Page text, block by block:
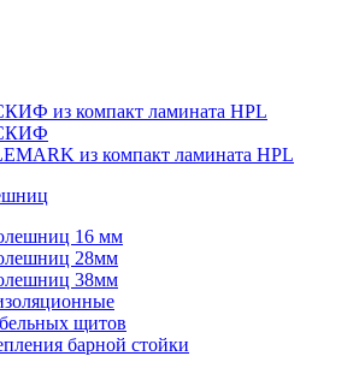
из компакт ламината HPL
из компакт ламината HPL
16 мм
28мм
38мм
щитов
барной стойки